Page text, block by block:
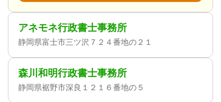
アネモネ行政書士事務所
静岡県富士市三ツ沢７２４番地の２１
森川和明行政書士事務所
静岡県裾野市深良１２１６番地の５